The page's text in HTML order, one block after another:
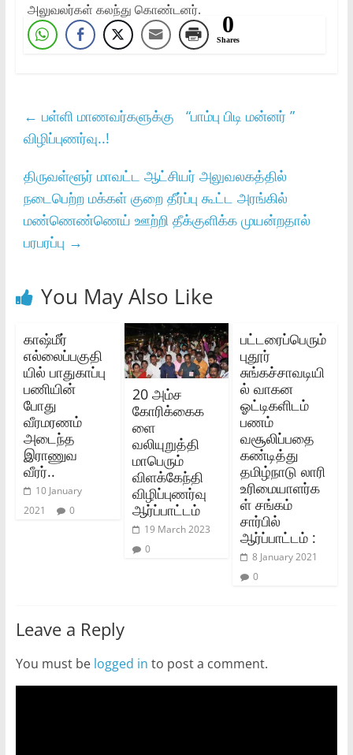
அலுவலர்கள் கலந்து கொண்டனர்.
0
Shares
← பள்ளி மாணவர்களுக்கு “பாம்பு பிடி மன்னர் ”
விழிப்புணர்வு..!
திருவள்ளூர் மாவட்ட ஆட்சியர் அலுவலகத்தில்
நடைபெற்ற மக்கள் குறை தீர்ப்பு கூட்ட அரங்கில்
மண்ணெண்ணெய் ஊற்றி தீக்குளிக்க முயன்றதால்
பரபரப்பு →
You May Also Like
காஷ்மீர்
எல்லைப்பகுதி
யில் பாதுகாப்பு
பணியின்
போது
வீரமரணம்
அடைந்த
இராணுவ
வீரர்..
10 January
2021
0
20 அம்ச
கோரிக்கைக
ளை
வலியுறுத்தி
மாபெரும்
விளக்கேந்தி
விழிப்புணர்வு
ஆர்ப்பாட்டம்
19 March 2023
0
பட்டரைப்பெரும்
புதூர்
சுங்கச்சாவடியி
ல் வாகன
ஓட்டிகளிடம்
பணம்
வசூலிப்பதை
கண்டித்து
தமிழ்நாடு லாரி
உரிமையாளர்க
ள் சங்கம்
சார்பில்
ஆர்ப்பாட்டம் :
8 January 2021
0
Leave a Reply
You must be logged in to post a comment.